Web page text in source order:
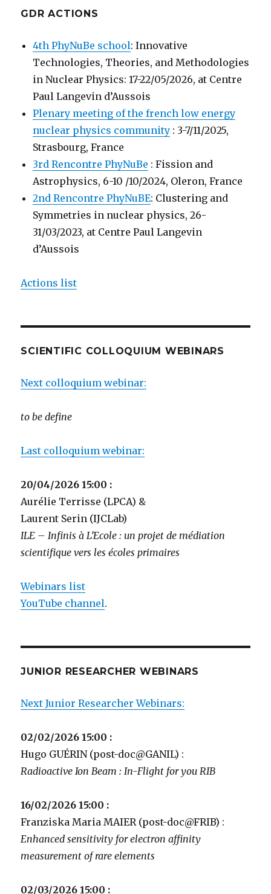
GDR ACTIONS
4th PhyNuBe school: Innovative
Technologies, Theories, and Methodologies
in Nuclear Physics: 17-22/05/2026, at Centre
Paul Langevin d’Aussois
Plenary meeting of the french low energy
nuclear physics community : 3-7/11/2025,
Strasbourg, France
3rd Rencontre PhyNuBe : Fission and
Astrophysics, 6-10 /10/2024, Oleron, France
2nd Rencontre PhyNuBE: Clustering and
Symmetries in nuclear physics, 26-
31/03/2023, at Centre Paul Langevin
d’Aussois
Actions list
SCIENTIFIC COLLOQUIUM WEBINARS
Next colloquium webinar:
to be define
Last colloquium webinar:
20/04/2026 15:00 :
Aurélie Terrisse (LPCA) &
Laurent Serin (IJCLab)
ILE – Infinis à L’Ecole : un projet de médiation
scientifique vers les écoles primaires
Webinars list
YouTube channel.
JUNIOR RESEARCHER WEBINARS
Next Junior Researcher Webinars:
02/02/2026 15:00 :
Hugo GUÉRIN (post-doc@GANIL) :
Radioactive Ion Beam : In-Flight for you RIB
16/02/2026 15:00 :
Franziska Maria MAIER (post-doc@FRIB) :
Enhanced sensitivity for electron affinity
measurement of rare elements
02/03/2026 15:00 :